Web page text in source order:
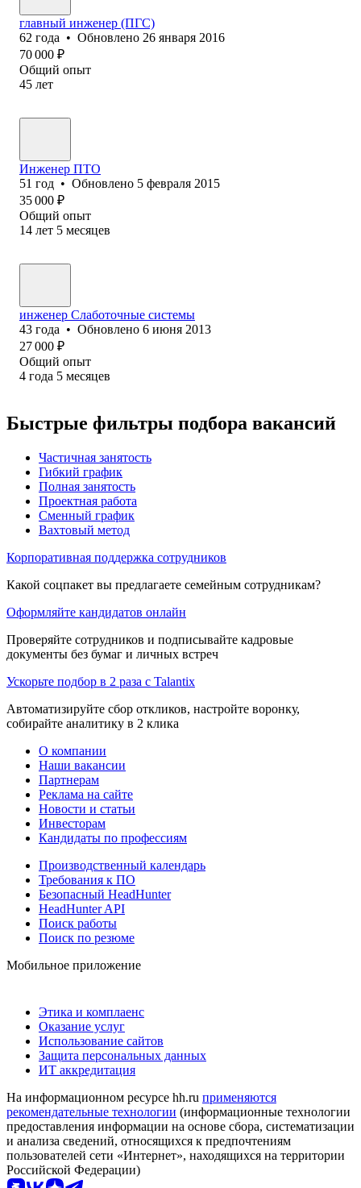
главный инженер (ПГС)
62 года • Обновлено 26 января 2016
70 000 ₽
Общий опыт
45 лет
Инженер ПТО
51 год • Обновлено 5 февраля 2015
35 000 ₽
Общий опыт
14 лет 5 месяцев
инженер Слаботочные системы
43 года • Обновлено 6 июня 2013
27 000 ₽
Общий опыт
4 года 5 месяцев
Быстрые фильтры подбора вакансий
Частичная занятость
Гибкий график
Полная занятость
Проектная работа
Сменный график
Вахтовый метод
Корпоративная поддержка сотрудников
Какой соцпакет вы предлагаете семейным сотрудникам?
Оформляйте кандидатов онлайн
Проверяйте сотрудников и подписывайте кадровые
документы без бумаг и личных встреч
Ускорьте подбор в 2 раза с Talantix
Автоматизируйте сбор откликов, настройте воронку,
собирайте аналитику в 2 клика
О компании
Наши вакансии
Партнерам
Реклама на сайте
Новости и статьи
Инвесторам
Кандидаты по профессиям
Производственный календарь
Требования к ПО
Безопасный HeadHunter
HeadHunter API
Поиск работы
Поиск по резюме
Мобильное приложение
Этика и комплаенс
Оказание услуг
Использование сайтов
Защита персональных данных
ИТ аккредитация
На информационном ресурсе hh.ru применяются
рекомендательные технологии (информационные технологии
предоставления информации на основе сбора, систематизации
и анализа сведений, относящихся к предпочтениям
пользователей сети «Интернет», находящихся на территории
Российской Федерации)